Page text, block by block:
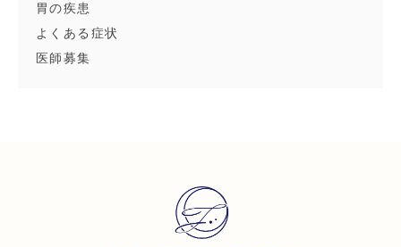
胃の疾患
よくある症状
医師募集